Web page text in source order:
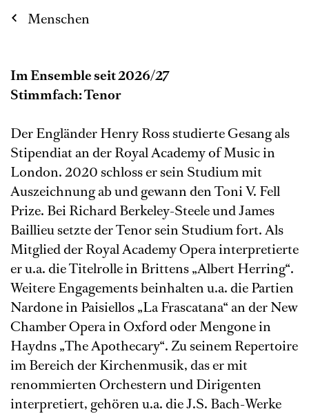
Menschen
Im Ensemble seit 2026/27
Stimmfach: Tenor
Der Engländer Henry Ross studierte Gesang als
Stipendiat an der Royal Academy of Music in
London. 2020 schloss er sein Studium mit
Auszeichnung ab und gewann den Toni V. Fell
Prize. Bei Richard Berkeley-Steele und James
Baillieu setzte der Tenor sein Studium fort. Als
Mitglied der Royal Academy Opera interpretierte
er u.a. die Titelrolle in Brittens „Albert Herring“.
Weitere Engagements beinhalten u.a. die Partien
Nardone in Paisiellos „La Frascatana“ an der New
Chamber Opera in Oxford oder Mengone in
Haydns „The Apothecary“. Zu seinem Repertoire
im Bereich der Kirchenmusik, das er mit
renommierten Orchestern und Dirigenten
interpretiert, gehören u.a. die J.S. Bach-Werke